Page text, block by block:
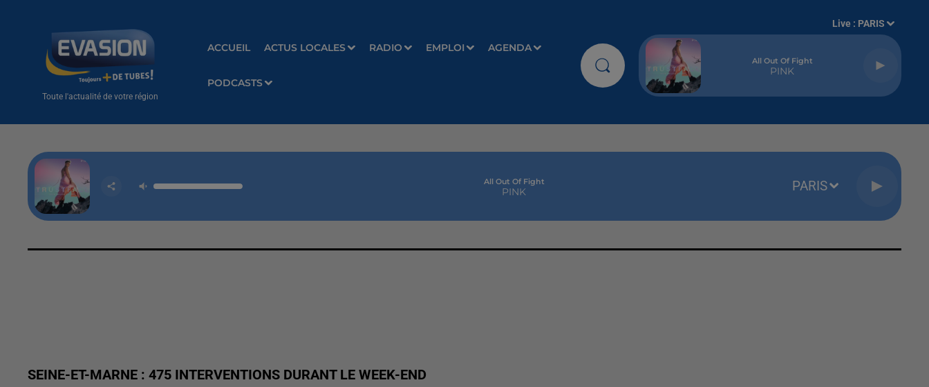
Toute l'actualité de votre région
ACCUEIL ACTUS LOCALES RADIO EMPLOI AGENDA
PODCASTS
Live : PARIS
All Out Of Fight
PINK
All Out Of Fight
PINK PARIS
SEINE-ET-MARNE : 475 INTERVENTIONS DURANT LE WEEK-END